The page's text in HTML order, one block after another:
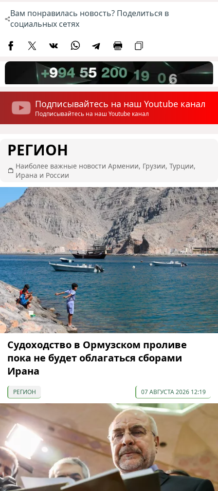
Вам понравилась новость? Поделиться в
социальных сетях
Подписывайтесь на наш Youtube канал
Подписывайтесь на наш Youtube канал
РЕГИОН
Наиболее важные новости Армении, Грузии, Турции,
Ирана и России
Судоходство в Ормузском проливе
пока не будет облагаться сборами
Ирана
РЕГИОН 07 АВГУСТА 2026 12:19